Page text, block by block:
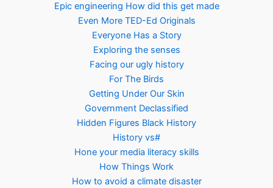
Epic engineering How did this get made
Even More TED-Ed Originals
Everyone Has a Story
Exploring the senses
Facing our ugly history
For The Birds
Getting Under Our Skin
Government Declassified
Hidden Figures Black History
History vs#
Hone your media literacy skills
How Things Work
How to avoid a climate disaster